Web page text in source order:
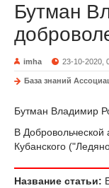
Бутман
imha 23-10-2020,
База знаний
Бутман Владимир
В Добровольческой
Кубанского
Название статьи: